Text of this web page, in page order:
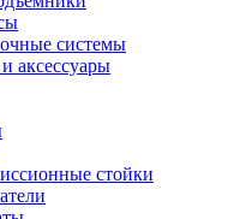
системы
аксессуары
стойки